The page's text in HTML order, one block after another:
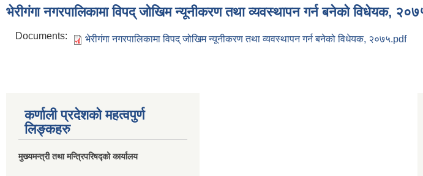
भेरीगंगा नगरपालिकामा विपद् जोखिम न्यूनीकरण तथा व्यवस्थापन गर्न बनेको विधेयक,
Documents: भेरीगंगा नगरपालिकामा विपद् जोखिम न्यूनीकरण तथा व्यवस्थापन गर्न बनेको विधेयक, २०७५.pdf
कर्णाली प्रदेशको महत्वपुर्ण
लिङ्कहरु
मुख्यमन्त्री तथा मन्त्रिपरिषद्को कार्यालय